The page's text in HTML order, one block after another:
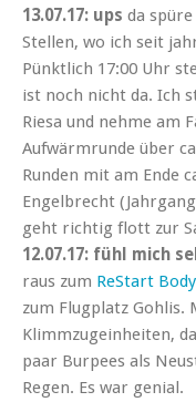
13.07.17: ups da
Stellen, wo ich seit
Pünktlich 17:00 Uhr
ist noch nicht da. Ich
Riesa und nehme am
Aufwärmrunde über
Runden mit am Ende
Engelbrecht
geht richtig flott zur
12.07.17: fühl mich
raus zum ReStart
zum Flugplatz Gohlis.
Klimmzugeinheiten,
paar Burpees als
Regen. Es war genial.